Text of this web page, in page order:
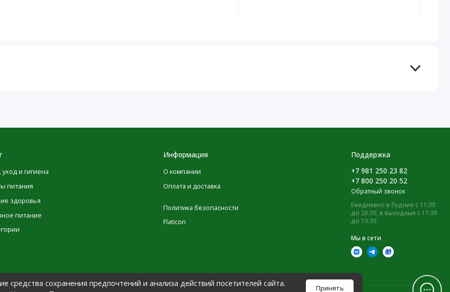
средства сохранения предпочтений и анализа действий посетителей сайта.
Принять
уход и гигиена
питания
здоровья
питание
Информация
О компании
Оплата и доставка
Политика безопасности
Flaticon
Поддержка
+7 981 250 23 82
+7 800 250 20 52
Обратный звонок
Ежедневно в будние с 11:30
до 20:30, в выходные с 11:30
до 19:30
Мы в сети